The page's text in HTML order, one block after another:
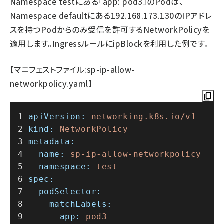
Namespace defaultにある192.168.173.130のIPアドレ
スを持つPodからのみ受信を許可するNetworkPolicyを
適用します。IngressルールにipBlockを利用した例です。
【マニフェストファイル:sp-ip-allow-
networkpolicy.yaml】
apiVersion:
networking.k8s.io/v1
kind:
NetworkPolicy
metadata:
name:
sp-ip-allow-networkpolicy
namespace:
test
spec:
podSelector:
matchLabels:
app:
pod3